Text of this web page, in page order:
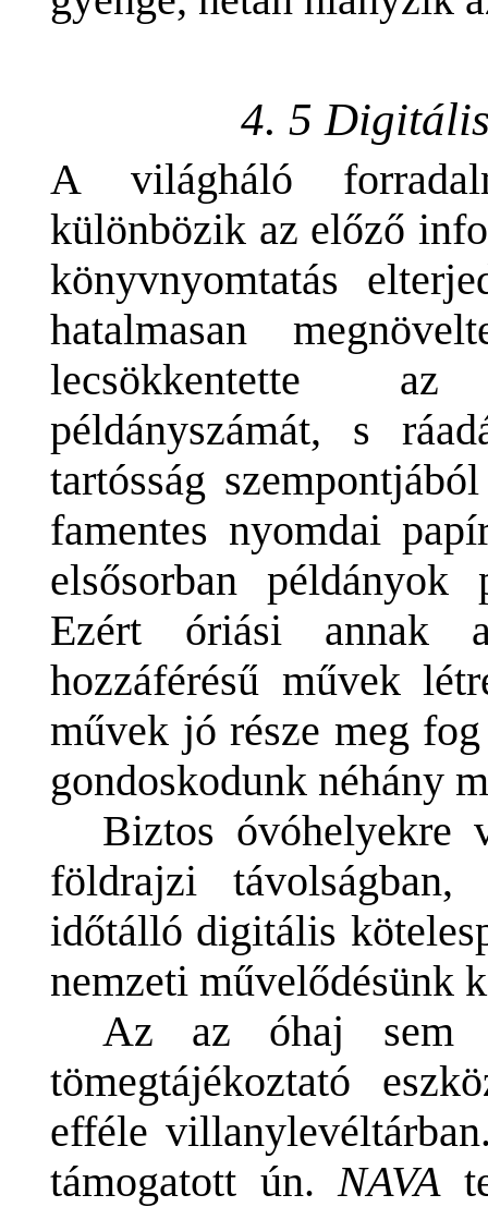
4. 5
A világháló
különbözik az előző
könyvnyomtatás
hatalmasan
lecsökkentette az
példányszámát, s
tartósság
famentes nyomdai
elsősorban
Ezért óriási annak
hozzáférésű művek
művek jó része meg
gondoskodunk néhány
Biztos óvóhelyekre
földrajzi
időtálló digitális
nemzeti művelődésünk
Az az óhaj sem
tömegtájékoztató
efféle
támogatott ún.NAVA